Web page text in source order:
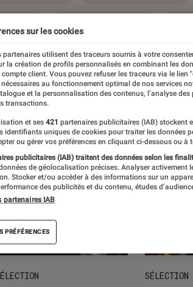
SÉLECTION
sur les cookies
partenaires utilisent des traceurs soumis à votre
la création de profils personnalisés en combinant les
compte client. Vous pouvez refuser les traceurs via le lien
au fonctionnement optimal de nos services
et la personnalisation des contenus, l’analyse
transactions.
et ses 421 partenaires publicitaires (IAB) stockent
identifiants uniques de cookies pour traiter les données
ou gérer vos préférences en cliquant ci-dessous ou à
publicitaires (IAB) traitent des données selon les
de géolocalisation précises. Analyser activement
Stocker et/ou accéder à des informations sur un
des publicités et du contenu, études
partenaires IAB
PRÉFÉRENCES